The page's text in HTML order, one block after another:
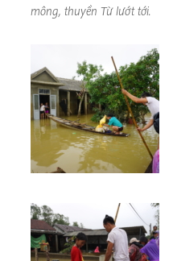
mông, thuyền Từ lướt tới.